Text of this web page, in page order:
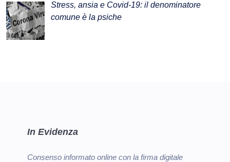
Stress, ansia e Covid-19: il denominatore
comune è la psiche
In Evidenza
Consenso informato online con la firma digitale